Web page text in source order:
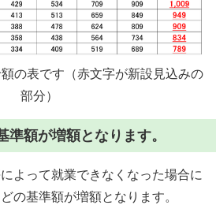
の表です（赤文字が新設見込みの
部分）
額が増額となります。
よって就業できなくなった場合に
の基準額が増額となります。